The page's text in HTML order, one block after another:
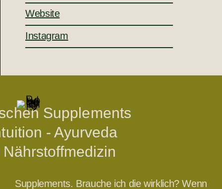
Website
Instagram
Supplements
- Ayurveda
Nährstoffmedizin
Supplements. Brauche ich die wirklich? Wenn